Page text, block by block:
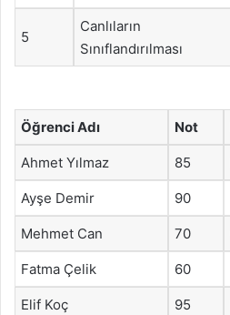
5
Canlıların
Sınıflandırılması
Öğrenci Adı Not
Ahmet Yılmaz 85
Ayşe Demir 90
Mehmet Can 70
Fatma Çelik 60
Elif Koç 95